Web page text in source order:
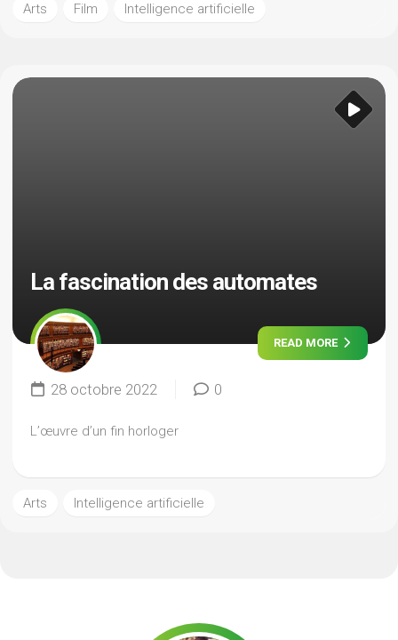
Arts Film Intelligence artificielle
La fascination des automates
READ MORE
28 octobre 2022 0
L’œuvre d’un fin horloger
Arts Intelligence artificielle